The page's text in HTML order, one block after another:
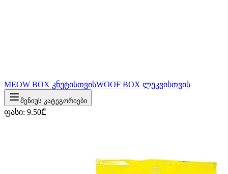
MEOW BOX კნუტისთვისWOOF BOX ლეკვისთვის
მენიუს კატეგორიები
ფასი: 9.50₾